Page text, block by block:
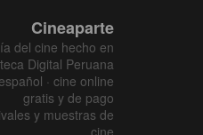
Cineaparte
del cine hecho en
Digital Peruana
· cine online
gratis y de pago
y muestras de